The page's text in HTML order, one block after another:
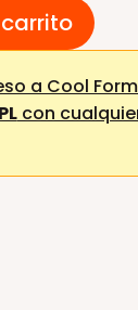
a Cool
con